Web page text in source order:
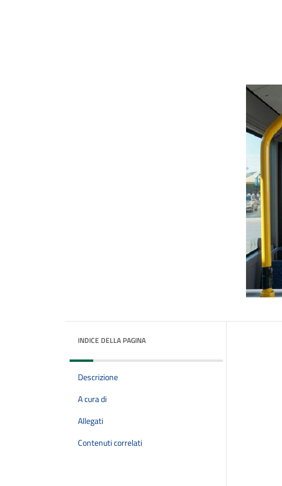
INDICE DELLA PAGINA
Descrizione
A cura di
Allegati
Contenuti correlati